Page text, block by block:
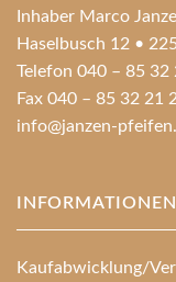
Inhaber Marco
Haselbusch 12 •
Telefon 040 – 85 32
Fax 040 – 85 32 21
info@janzen-
INFORMATIONEN
Kaufabwicklung/